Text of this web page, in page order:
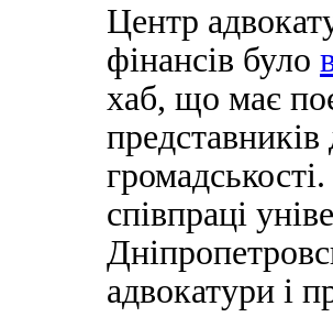
Центр
фінансів було
хаб, що має
співпраці
адвокатури і